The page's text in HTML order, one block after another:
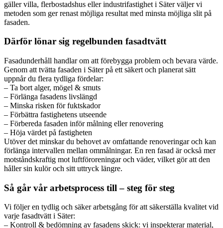
gäller villa, flerbostadshus eller industrifastighet i Säter väljer vi
metoden som ger renast möjliga resultat med minsta möjliga slit på
fasaden.
Därför lönar sig regelbunden fasadtvätt
Fasadunderhåll handlar om att förebygga problem och bevara värde.
Genom att tvätta fasaden i Säter på ett säkert och planerat sätt
uppnår du flera tydliga fördelar:
– Ta bort alger, mögel & smuts
– Förlänga fasadens livslängd
– Minska risken för fuktskador
– Förbättra fastighetens utseende
– Förbereda fasaden inför målning eller renovering
– Höja värdet på fastigheten
Utöver det minskar du behovet av omfattande renoveringar och kan
förlänga intervallen mellan ommålningar. En ren fasad är också mer
motståndskraftig mot luftföroreningar och väder, vilket gör att den
håller sin kulör och sitt uttryck längre.
Så går vår arbetsprocess till – steg för steg
Vi följer en tydlig och säker arbetsgång för att säkerställa kvalitet vid
varje fasadtvätt i Säter:
– Kontroll & bedömning av fasadens skick: vi inspekterar material,